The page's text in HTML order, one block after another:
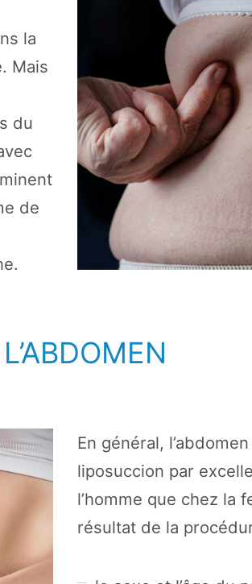
la
Mais
du
de
En général,
liposuccion par
l’homme que chez la
résultat de la